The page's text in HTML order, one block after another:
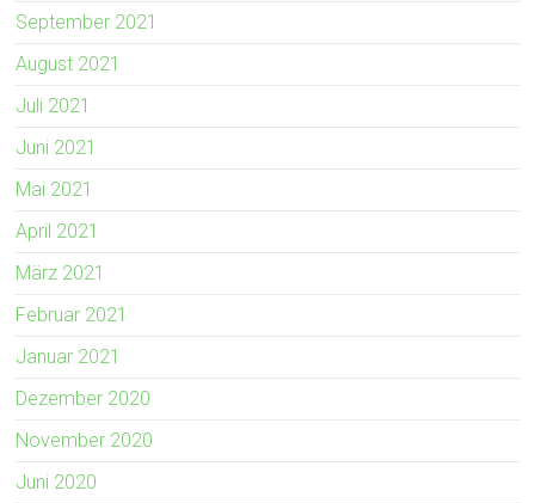
September 2021
August 2021
Juli 2021
Juni 2021
Mai 2021
April 2021
März 2021
Februar 2021
Januar 2021
Dezember 2020
November 2020
Juni 2020